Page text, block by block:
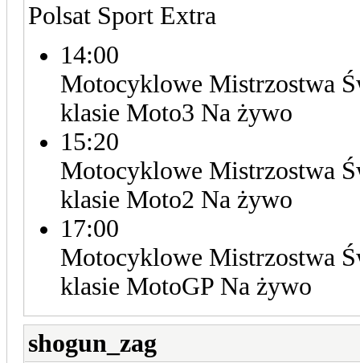
Polsat Sport Extra
14:00
Motocyklowe Mistrzostwa
klasie Moto3 Na żywo
15:20
Motocyklowe Mistrzostwa
klasie Moto2 Na żywo
17:00
Motocyklowe Mistrzostwa
klasie MotoGP Na żywo
shogun_zag